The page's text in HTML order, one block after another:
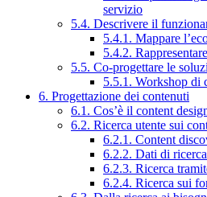
servizio
5.4. Descrivere il
5.4.1. Mappare
5.4.2.
5.5. Co-progettare le
5.5.1. Workshop di
6. Progettazione dei contenuti
6.1. Cos’è il content
6.2. Ricerca utente sui
6.2.1. Content
6.2.2. Dati di
6.2.3. Ricerca
6.2.4. Ricerca sui